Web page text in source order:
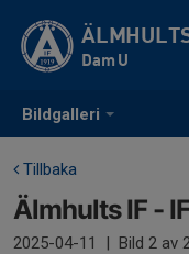
Bildgalleri
Dam U
Tillbaka
Älmhults IF -
2025-04-11 | Bild 2 av